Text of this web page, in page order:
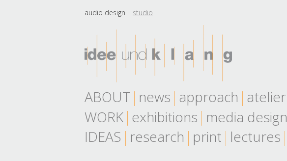
audio design studio
ABOUT news approach atelier
WORK exhibitions media design
IDEAS research print lectures